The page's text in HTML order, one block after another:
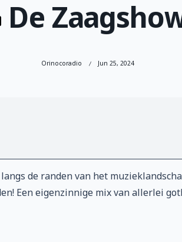
De
Orinocoradio Jun 25, 2024
de randen van het
Een eigenzinnige mix van allerlei